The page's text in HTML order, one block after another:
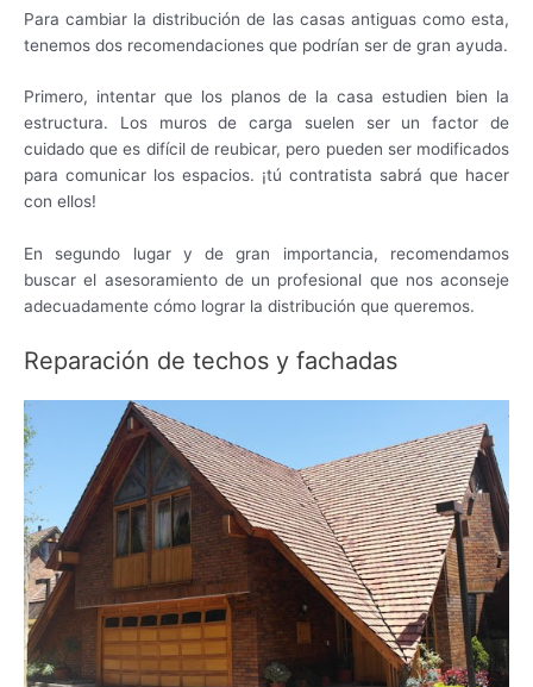
Para cambiar la distribución de las casas antiguas como esta,
tenemos dos recomendaciones que podrían ser de gran ayuda.
Primero, intentar que los planos de la casa estudien bien la
estructura. Los muros de carga suelen ser un factor de
cuidado que es difícil de reubicar, pero pueden ser modificados
para comunicar los espacios. ¡tú contratista sabrá que hacer
con ellos!
En segundo lugar y de gran importancia, recomendamos
buscar el asesoramiento de un profesional que nos aconseje
adecuadamente cómo lograr la distribución que queremos.
Reparación de techos y fachadas